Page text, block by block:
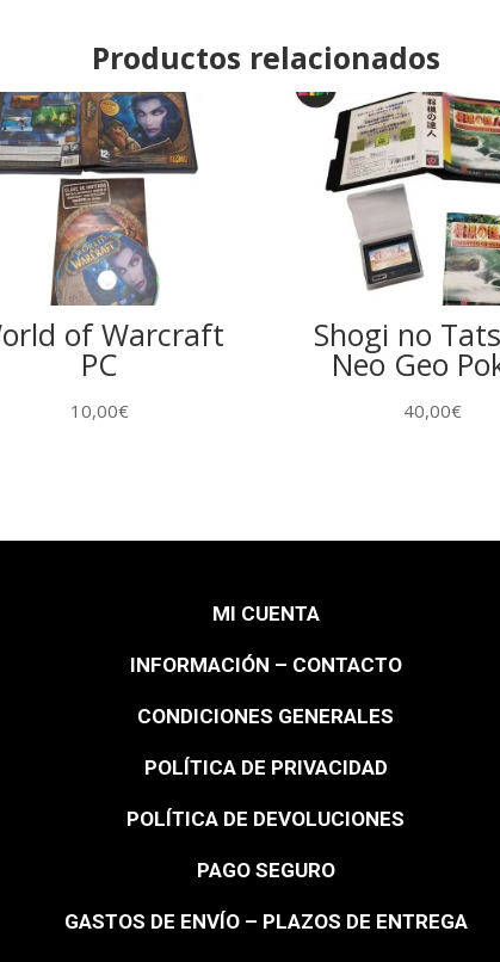
Productos relacionados
of Warcraft
PC
10,00€
Shogi no
Neo Geo
40,00€
MI CUENTA
INFORMACIÓN – CONTACTO
CONDICIONES GENERALES
POLÍTICA DE PRIVACIDAD
POLÍTICA DE DEVOLUCIONES
PAGO SEGURO
GASTOS DE ENVÍO – PLAZOS DE ENTREGA